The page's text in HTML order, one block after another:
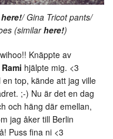
here!/ Gina Tricot pants/
(similarhere!)
Knäppte av
Rami hjälpte mig. <3
top, kände att jag ville
;-) Nu är det en dag
och häng där emellan,
jag åker till Berlin
Puss fina ni <3